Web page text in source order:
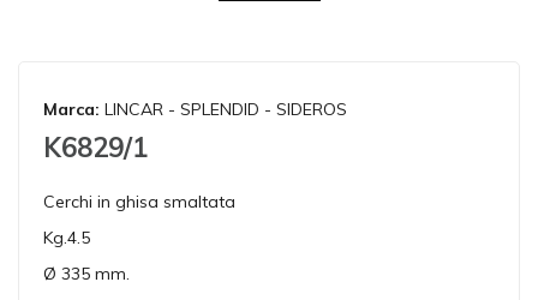
Marca: LINCAR - SPLENDID - SIDEROS
K6829/1
Cerchi in ghisa smaltata
Kg.4.5
Ø 335 mm.